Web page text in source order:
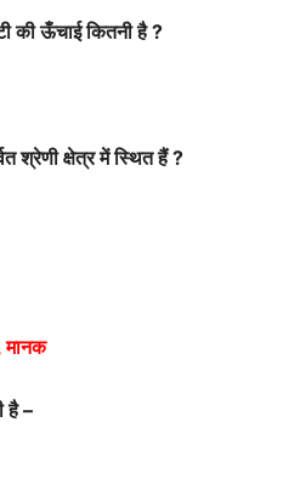
की ऊँचाई कितनी है ?
श्रेणी क्षेत्र में स्थित हैं ?
मानक
है–